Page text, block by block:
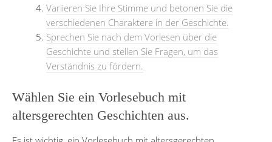
Variieren Sie Ihre Stimme und betonen Sie die
verschiedenen Charaktere in der Geschichte.
Sprechen Sie nach dem Vorlesen über die
Geschichte und stellen Sie Fragen, um das
Verständnis zu fördern.
Wählen Sie ein Vorlesebuch mit
altersgerechten Geschichten aus.